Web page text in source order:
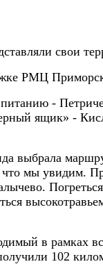
свои
РМЦ
-
ящик» -
выбрала
мы увидим.
Погреться
в рамках
102